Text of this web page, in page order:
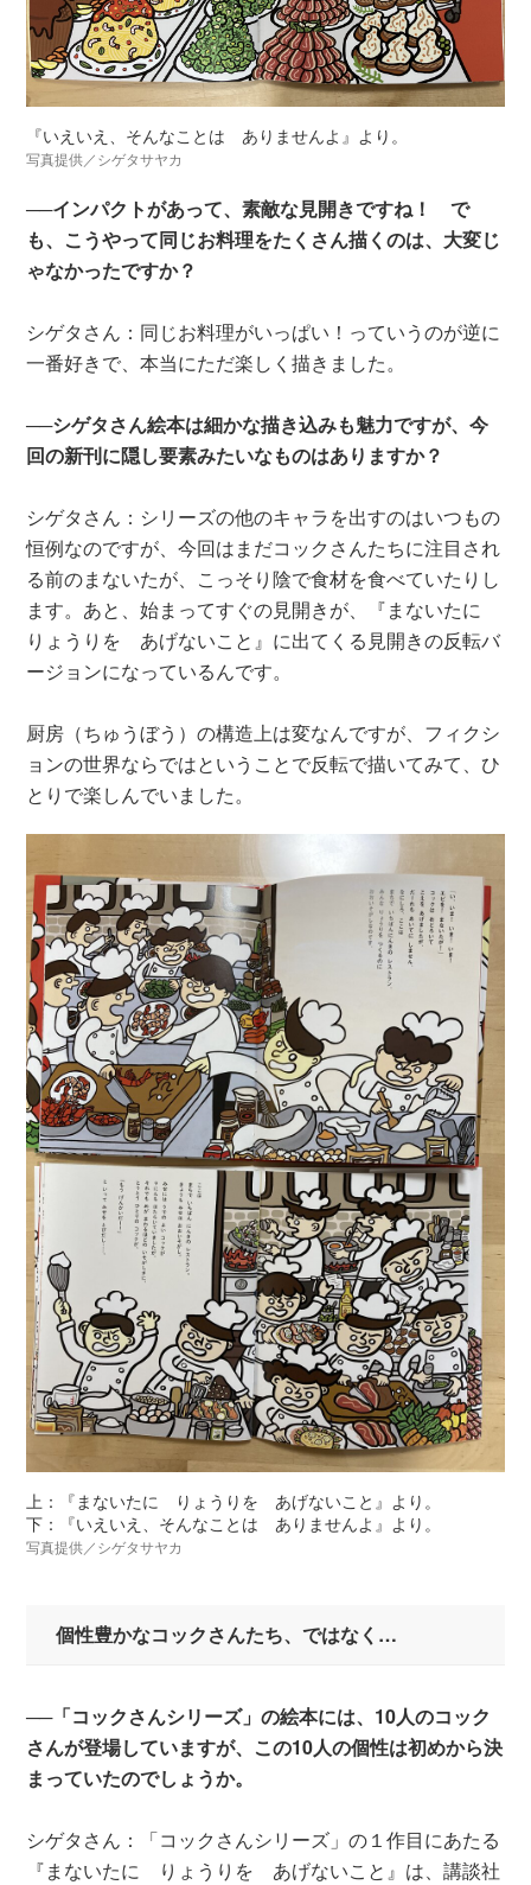
『いえいえ、そんなことは ありませんよ』より。
写真提供／シゲタサヤカ
──インパクトがあって、素敵な見開きですね！ で
も、こうやって同じお料理をたくさん描くのは、大変じ
ゃなかったですか？
シゲタさん：同じお料理がいっぱい！っていうのが逆に
一番好きで、本当にただ楽しく描きました。
──シゲタさん絵本は細かな描き込みも魅力ですが、今
回の新刊に隠し要素みたいなものはありますか？
シゲタさん：シリーズの他のキャラを出すのはいつもの
恒例なのですが、今回はまだコックさんたちに注目され
る前のまないたが、こっそり陰で食材を食べていたりし
ます。あと、始まってすぐの見開きが、『まないたに
りょうりを あげないこと』に出てくる見開きの反転バ
ージョンになっているんです。
厨房（ちゅうぼう）の構造上は変なんですが、フィクシ
ョンの世界ならではということで反転で描いてみて、ひ
とりで楽しんでいました。
上：『まないたに りょうりを あげないこと』より。
下：『いえいえ、そんなことは ありませんよ』より。
写真提供／シゲタサヤカ
個性豊かなコックさんたち、ではなく…
──「コックさんシリーズ」の絵本には、10人のコック
さんが登場していますが、この10人の個性は初めから決
まっていたのでしょうか。
シゲタさん：「コックさんシリーズ」の１作目にあたる
『まないたに りょうりを あげないこと』は、講談社